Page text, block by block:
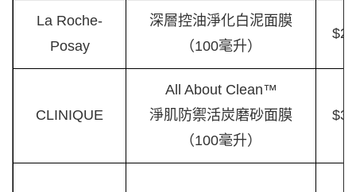
La Roche-
Posay
深層控油淨化白泥面膜
（100毫升）
CLINIQUE
All About Clean™
淨肌防禦活炭磨砂面膜
（100毫升）